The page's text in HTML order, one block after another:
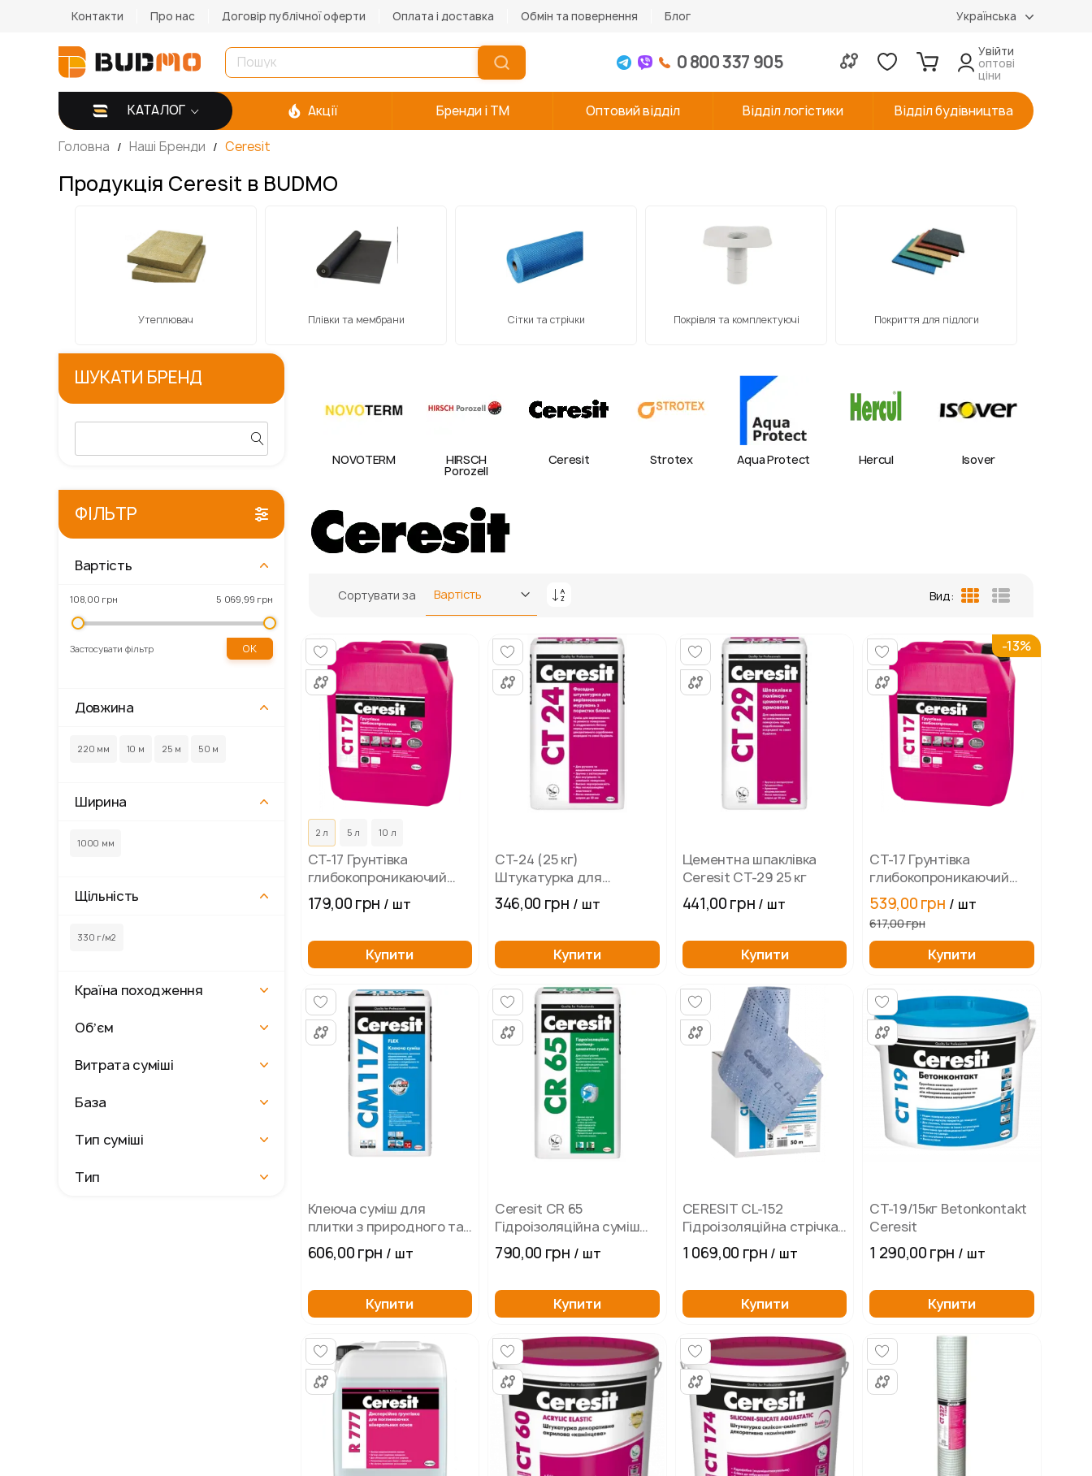
Контакти Про нас Договір публічної оферти Оплата і доставка Обмін та повернення Блог Українська
КАТАЛОГ
0 800 337 905
Увійти
оптові
ціни
Акції Бренди і TM Оптовий відділ Відділ логістики Відділ будівництва
Головна Наші Бренди Ceresit
Продукція Ceresit в BUDMO
Утеплювач Плівки та мембрани Сітки та стрічки Покрівля та комплектуючі Покриття для підлоги
Gordon Primaveo Kronospan NOVOTERM HIRSCH
Porozell
Ceresit Strotex Aqua Protect Hercul Isover
Сортувати за
Сортувати
збільшення
Вид:
2 л 5 л 10 л
СТ-17 Грунтівка
глибокопроникаючий
CERESIT
179,00 грн / шт
Купити
СТ-24 (25 кг)
Штукатурка для
вирівнювання основ із
пористого бетону
346,00 грн / шт
Купити
Цементна шпаклівка
Ceresit CT-29 25 кг
441,00 грн / шт
Купити
-13%
СТ-17 Грунтівка
глибокопроникаючий
CERESIT-10 л
539,00 грн / шт
617,00 грн
Купити
Клеюча суміш для
плитки з природного та
штучного каменя
CERESIT CM 117 FLEX
606,00 грн / шт
Купити
Ceresit CR 65
Гідроізоляційна суміш
(25 кг)
790,00 грн / шт
Купити
CERESIT CL-152
Гідроізоляційна стрічка
10 м
1 069,00 грн / шт
Купити
СТ-19/15кг Betonkontakt
Ceresit
1 290,00 грн / шт
Купити
ШУКАТИ БРЕНД
ФІЛЬТР
Вартість
108,00 грн 5 069,99 грн
Застосувати фільтр ОК
Довжина
220 мм 10 м 25 м 50 м
Ширина
1000 мм
Щільність
330 г/м2
Країна походження
Обʼєм
Витрата суміші
База
Тип суміші
Тип